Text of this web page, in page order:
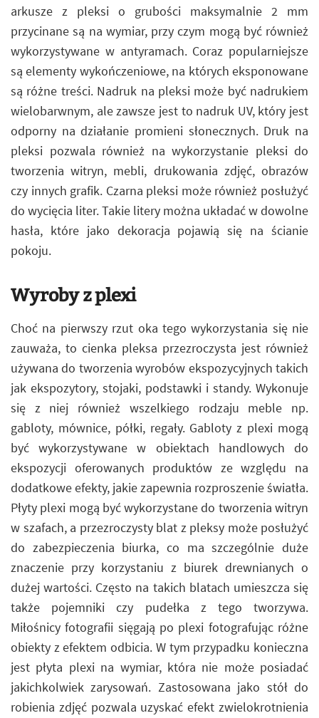
arkusze z pleksi o grubości maksymalnie 2 mm
przycinane są na wymiar, przy czym mogą być również
wykorzystywane w antyramach. Coraz popularniejsze
są elementy wykończeniowe, na których eksponowane
są różne treści. Nadruk na pleksi może być nadrukiem
wielobarwnym, ale zawsze jest to nadruk UV, który jest
odporny na działanie promieni słonecznych. Druk na
pleksi pozwala również na wykorzystanie pleksi do
tworzenia witryn, mebli, drukowania zdjęć, obrazów
czy innych grafik. Czarna pleksi może również posłużyć
do wycięcia liter. Takie litery można układać w dowolne
hasła, które jako dekoracja pojawią się na ścianie
pokoju.
Wyroby z plexi
Choć na pierwszy rzut oka tego wykorzystania się nie
zauważa, to cienka pleksa przezroczysta jest również
używana do tworzenia wyrobów ekspozycyjnych takich
jak ekspozytory, stojaki, podstawki i standy. Wykonuje
się z niej również wszelkiego rodzaju meble np.
gabloty, mównice, półki, regały. Gabloty z plexi mogą
być wykorzystywane w obiektach handlowych do
ekspozycji oferowanych produktów ze względu na
dodatkowe efekty, jakie zapewnia rozproszenie światła.
Płyty plexi mogą być wykorzystane do tworzenia witryn
w szafach, a przezroczysty blat z pleksy może posłużyć
do zabezpieczenia biurka, co ma szczególnie duże
znaczenie przy korzystaniu z biurek drewnianych o
dużej wartości. Często na takich blatach umieszcza się
także pojemniki czy pudełka z tego tworzywa.
Miłośnicy fotografii sięgają po plexi fotografując różne
obiekty z efektem odbicia. W tym przypadku konieczna
jest płyta plexi na wymiar, która nie może posiadać
jakichkolwiek zarysowań. Zastosowana jako stół do
robienia zdjęć pozwala uzyskać efekt zwielokrotnienia